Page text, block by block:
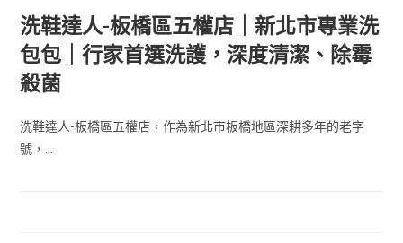
洗鞋達人-板橋區五權店｜新北市專業洗
包包｜行家首選洗護，深度清潔、除霉
殺菌
洗鞋達人-板橋區五權店，作為新北市板橋地區深耕多年的老字
號，...